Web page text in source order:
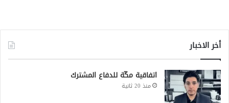
أخر الاخبار
اتفاقية مكّة للدفاع المشترك
منذ 20 ثانية